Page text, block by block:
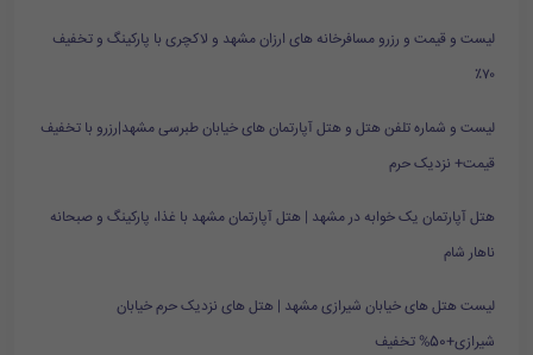
لیست و قیمت و رزرو مسافرخانه های ارزان مشهد و لاکچری با پارکینگ و تخفیف
۷۰٪
لیست و شماره تلفن هتل و هتل آپارتمان های خیابان طبرسی مشهد|رزرو با تخفیف
قیمت+ نزدیک حرم
هتل آپارتمان یک خوابه در مشهد | هتل آپارتمان مشهد با غذا، پارکینگ و صبحانه
ناهار شام
لیست هتل های خیابان شیرازی مشهد | هتل های نزدیک حرم خیابان
شیرازی+50% تخفیف